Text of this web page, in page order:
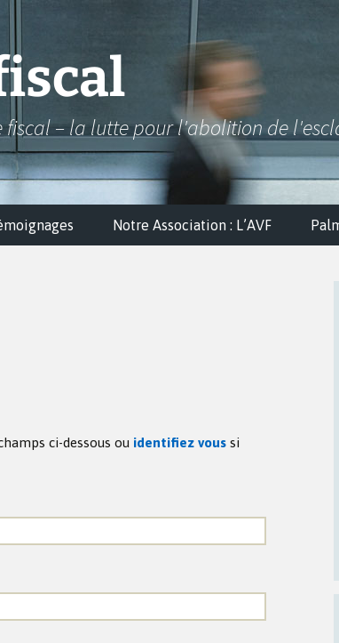
fiscal – la lutte pour l'abolition de
Notre Association : L’AVF
ci-dessous ou identifiez vous si